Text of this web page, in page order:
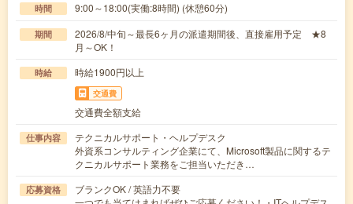
時間 9:00～18:00(実働:8時間) (休憩60分)
期間
2026/8/中旬～最長6ヶ月の派遣期間後、直接雇用予定 ★8
月～OK！
時給 時給1900円以上
交通費
交通費全額支給
仕事内容
テクニカルサポート・ヘルプデスク
外資系コンサルティング企業にて、Microsoft製品に関するテ
クニカルサポート業務をご担当いただき…
応募資格
ブランクOK / 英語力不要